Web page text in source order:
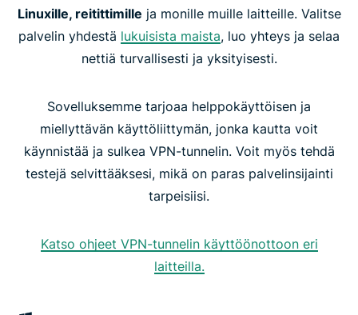
Linuxille, reitittimille ja monille muille laitteille. Valitse
palvelin yhdestä lukuisista maista, luo yhteys ja selaa
nettiä turvallisesti ja yksityisesti.
Sovelluksemme tarjoaa helppokäyttöisen ja
miellyttävän käyttöliittymän, jonka kautta voit
käynnistää ja sulkea VPN-tunnelin. Voit myös tehdä
testejä selvittääksesi, mikä on paras palvelinsijainti
tarpeisiisi.
Katso ohjeet VPN-tunnelin käyttöönottoon eri
laitteilla.